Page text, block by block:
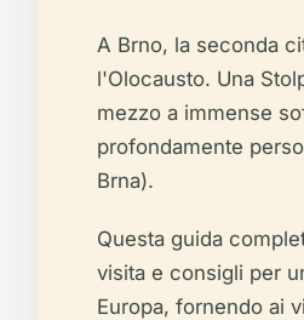
A Brno, la seconda
l'Olocausto. Una
mezzo a immense
profondamente
Brna).
Questa guida
visita e consigli per
Europa, fornendo ai